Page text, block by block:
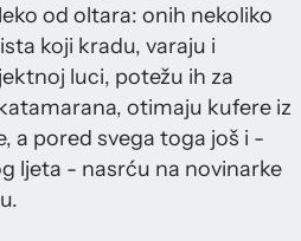
od oltara: onih nekoliko
koji kradu, varaju i
luci, potežu ih za
otimaju kufere iz
a pored svega toga još i -
ljeta - nasrću na novinarke